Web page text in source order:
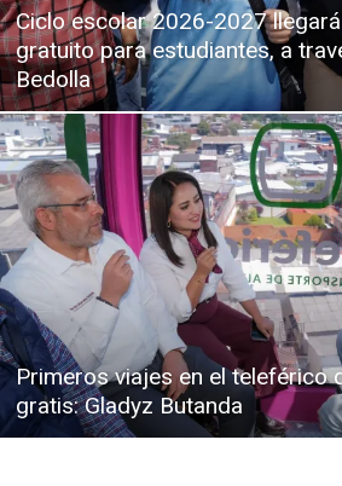
Ciclo escolar 2026-2027
gratuito para estudiantes, a
Bedolla
Primeros viajes en el teleférico
gratis: Gladyz Butanda